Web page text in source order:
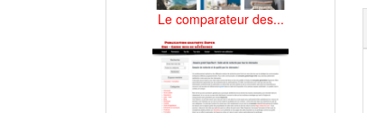
Le comparateur des...